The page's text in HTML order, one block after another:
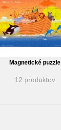
Magnetické puzzle
12 produktov